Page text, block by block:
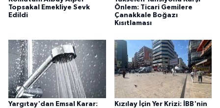
Topsakal Emekliye Sevk
Edildi
Önlem: Ticari Gemilere
Çanakkale Boğazı
Kısıtlaması
Yargıtay'dan Emsal Karar:
Kızılay İçin Yer Krizi: İBB'nin